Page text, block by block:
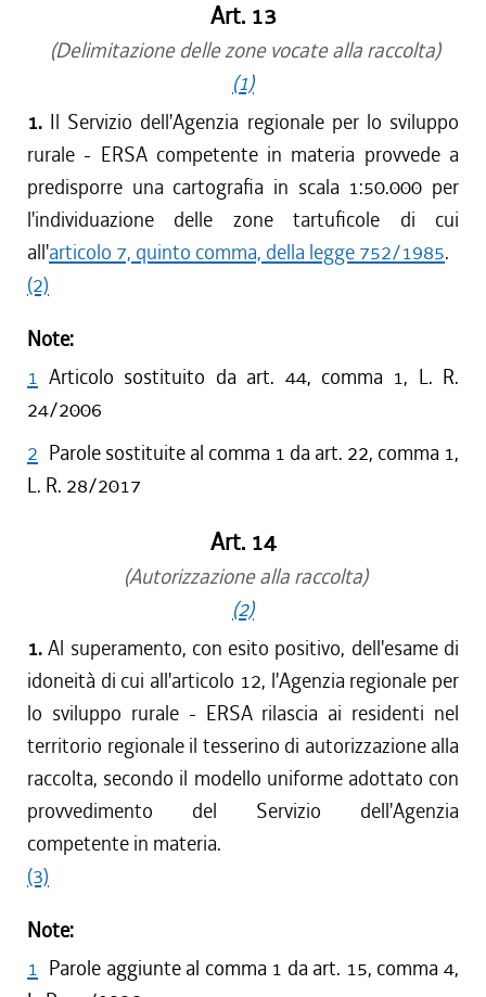
Art. 13
(Delimitazione delle zone vocate alla raccolta)
(1)
1. Il Servizio dell'Agenzia regionale per lo sviluppo
rurale - ERSA competente in materia provvede a
predisporre una cartografia in scala 1:50.000 per
l'individuazione delle zone tartuficole di cui
all'articolo 7, quinto comma, della legge 752/1985.
(2)
Note:
1 Articolo sostituito da art. 44, comma 1, L. R.
24/2006
2 Parole sostituite al comma 1 da art. 22, comma 1,
L. R. 28/2017
Art. 14
(Autorizzazione alla raccolta)
(2)
1.Al superamento, con esito positivo, dell'esame di
idoneità di cui all'articolo 12, l'Agenzia regionale per
lo sviluppo rurale - ERSA rilascia ai residenti nel
territorio regionale il tesserino di autorizzazione alla
raccolta, secondo il modello uniforme adottato con
provvedimento del Servizio dell'Agenzia
competente in materia.
(3)
Note:
1 Parole aggiunte al comma 1 da art. 15, comma 4,